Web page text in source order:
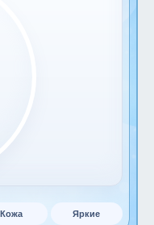
Кожа Яркие